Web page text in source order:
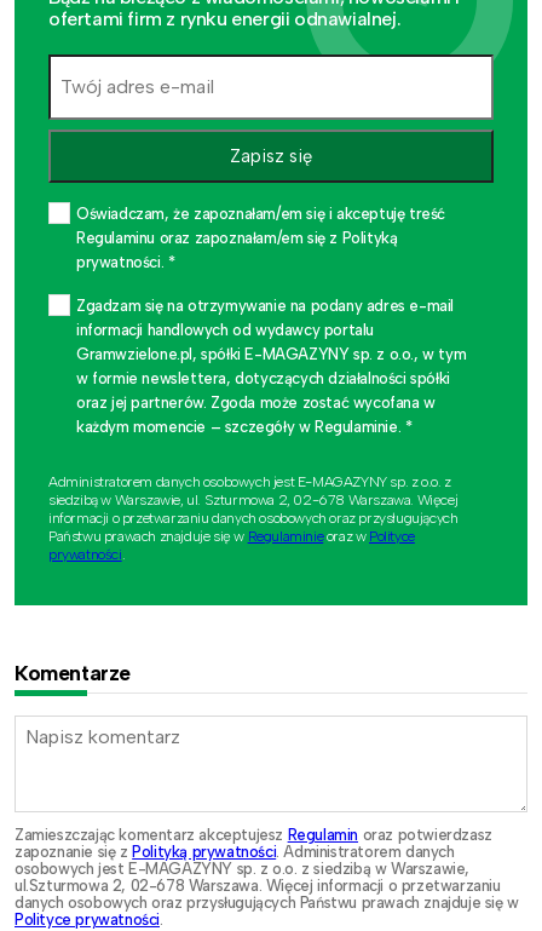
ofertami firm z rynku energii odnawialnej.
Zapisz się
Oświadczam, że zapoznałam/em się i akceptuję treść
Regulaminu oraz zapoznałam/em się z Polityką
prywatności. *
Zgadzam się na otrzymywanie na podany adres e-mail
informacji handlowych od wydawcy portalu
Gramwzielone.pl, spółki E-MAGAZYNY sp. z o.o., w tym
w formie newslettera, dotyczących działalności spółki
oraz jej partnerów. Zgoda może zostać wycofana w
każdym momencie – szczegóły w Regulaminie. *
Administratorem danych osobowych jest E-MAGAZYNY sp. z o.o. z
siedzibą w Warszawie, ul. Szturmowa 2, 02-678 Warszawa. Więcej
informacji o przetwarzaniu danych osobowych oraz przysługujących
Państwu prawach znajduje się w Regulaminieoraz w Polityce
prywatności
Komentarze
Zamieszczając komentarz akceptujesz Regulamin oraz potwierdzasz
zapoznanie się z Polityką prywatności. Administratorem danych
osobowych jest E-MAGAZYNY sp. z o.o. z siedzibą w Warszawie,
ul.Szturmowa 2, 02-678 Warszawa. Więcej informacji o przetwarzaniu
danych osobowych oraz przysługujących Państwu prawach znajduje się w
Polityce prywatności.